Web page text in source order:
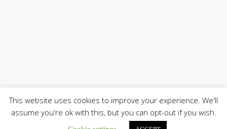
This website uses cookies to improve your experience. We'll
assume you're ok with this, but you can opt-out if you wish.